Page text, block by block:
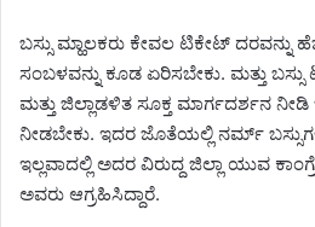
ಬಸ್ಸು ಮ್ಹಾಲಕರು ಕೇವಲ ಟಿಕೇಟ್ ದರವನ್ನು
ಸಂಬಳವನ್ನು ಕೂಡ ಏರಿಸಬೇಕು. ಮತ್ತು
ಮತ್ತು ಜಿಲ್ಲಾಡಳಿತ ಸೂಕ್ತ ಮಾರ್ಗದರ್ಶನ
ನೀಡಬೇಕು. ಇದರ ಜೊತೆಯಲ್ಲಿ ನರ್ಮ್
ಇಲ್ಲವಾದಲ್ಲಿ ಅದರ ವಿರುದ್ದ ಜಿಲ್ಲಾ ಯುವ
ಅವರು ಆಗ್ರಹಿಸಿದ್ದಾರೆ.